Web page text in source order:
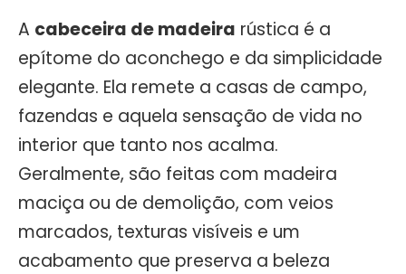
A cabeceira de madeira rústica é a
epítome do aconchego e da simplicidade
elegante. Ela remete a casas de campo,
fazendas e aquela sensação de vida no
interior que tanto nos acalma.
Geralmente, são feitas com madeira
maciça ou de demolição, com veios
marcados, texturas visíveis e um
acabamento que preserva a beleza